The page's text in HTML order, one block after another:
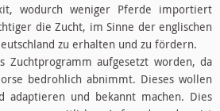
wodurch weniger Pferde importiert
die Zucht, im Sinne der englischen
zu erhalten und zu fördern.
aufgesetzt worden, da
bedrohlich abnimmt. Dieses wollen
adaptieren und bekannt machen. Dies